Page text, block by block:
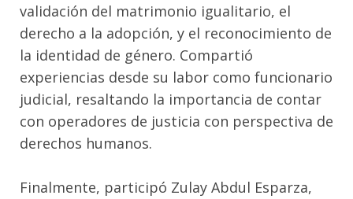
validación del matrimonio igualitario, el
derecho a la adopción, y el reconocimiento de
la identidad de género. Compartió
experiencias desde su labor como funcionario
judicial, resaltando la importancia de contar
con operadores de justicia con perspectiva de
derechos humanos.
Finalmente, participó Zulay Abdul Esparza,